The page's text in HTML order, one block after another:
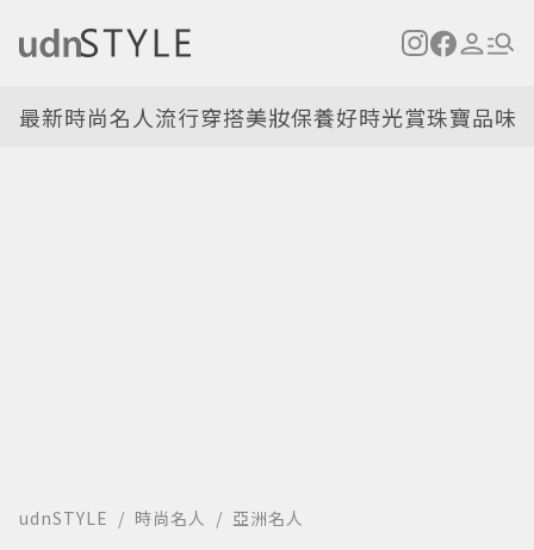
最新時尚名人流行穿搭美妝保養好時光賞珠寶品味
udnSTYLE 時尚名人 亞洲名人